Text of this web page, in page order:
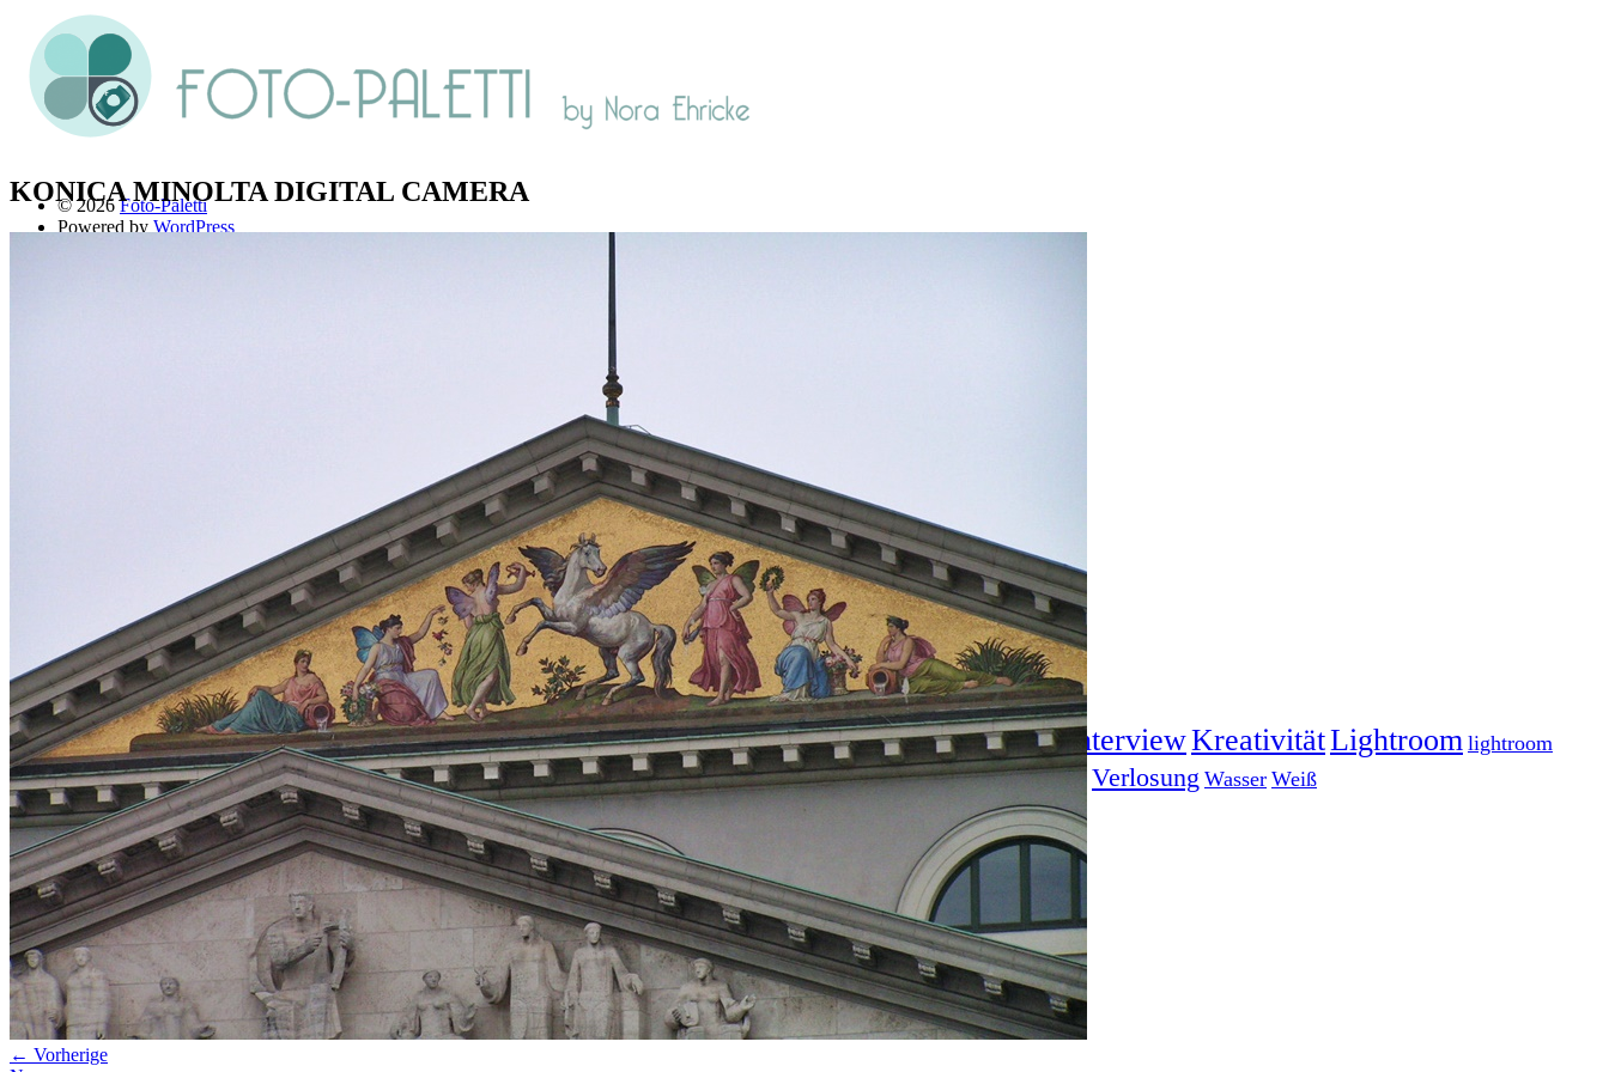
KONICA MINOLTA DIGITAL CAMERA
← Vorherige
© 2026Foto-Paletti
Powered by WordPress
TAG CLOUD
Blogparade Blumen Buchempfehlung design DIY Farben Filter Fotoprojekt Frühling Getestet Gewinner Herbst InterviewKreativitätLightroom lightroom
tipps Makro Monochrom Produkttest S-/W Schnee Schwarz-Weiß SEO Sommer Stockfotografie Streetfotografie TopDogsVerlosung Wasser Weiß